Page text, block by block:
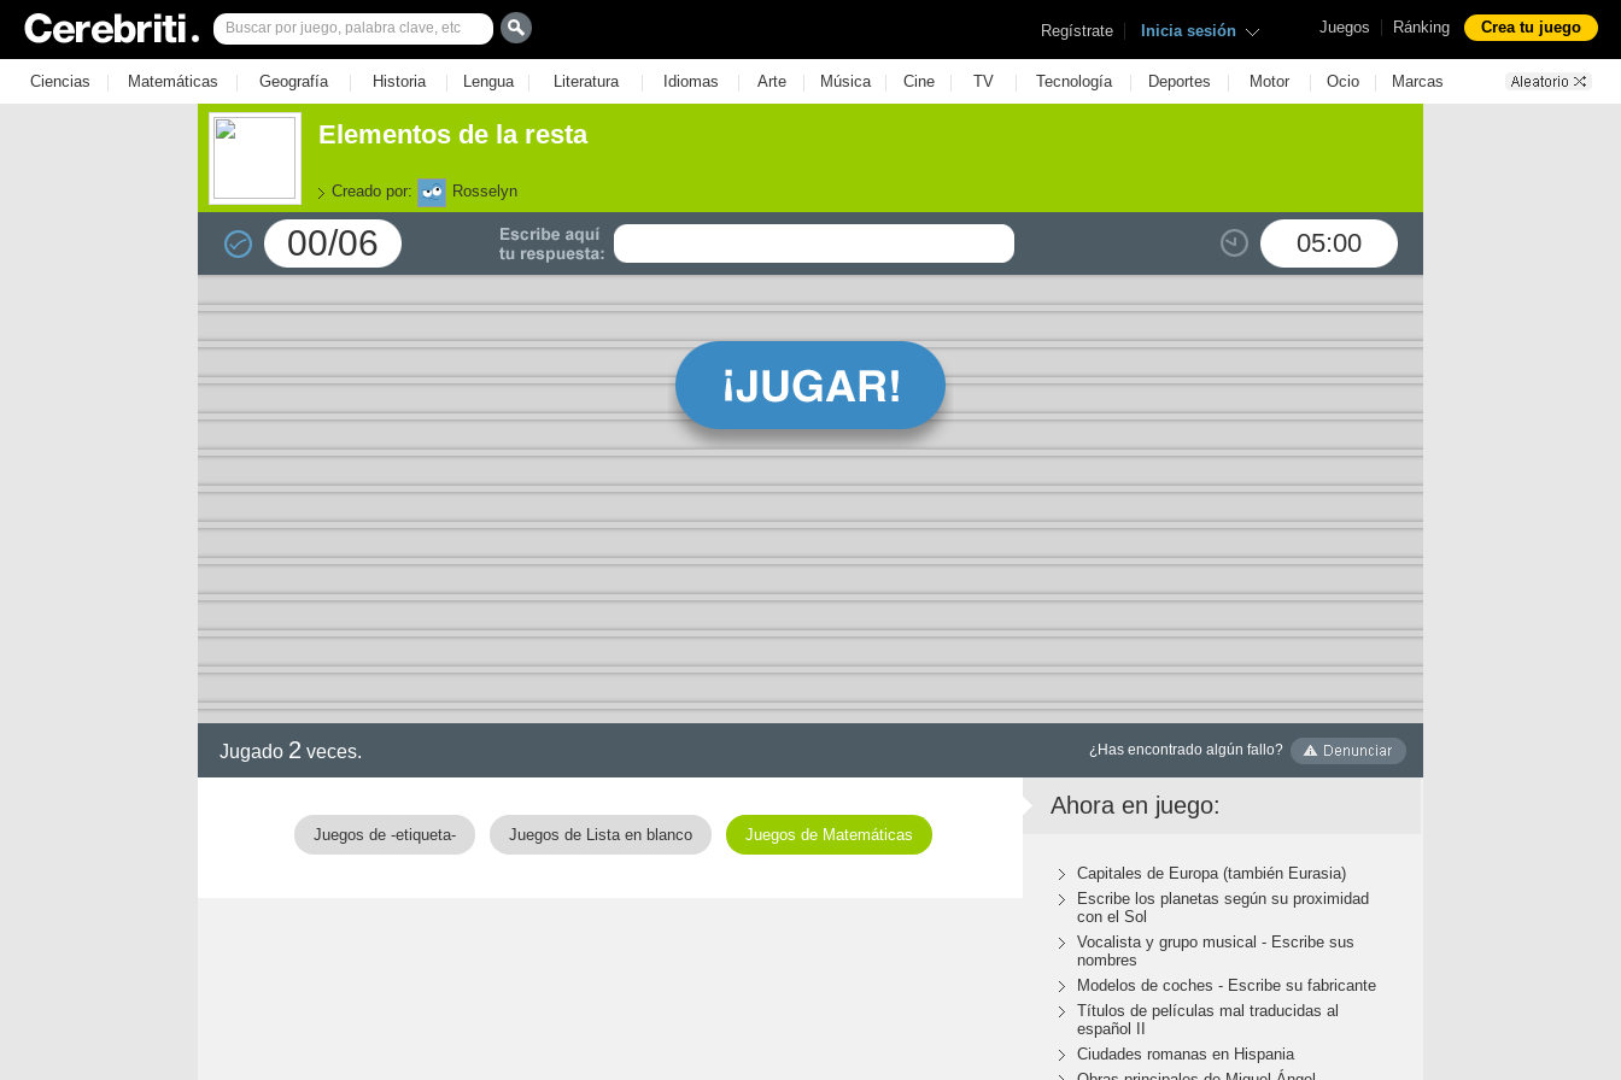
Juegos | Ránking Crea tu juego
Regístrate | Inicia sesión
Ciencias | Matemáticas | Geografía | Historia | Lengua | Literatura | Idiomas | Arte | Música | Cine | TV | Tecnología | Deportes | Motor | Ocio | Marcas
Elementos de la resta
Creado por: Rosselyn
00/06 05:00
Jugado 2 veces. ¿Has encontrado algún fallo?
Juegos de -etiqueta- Juegos de Lista en blanco Juegos de Matemáticas
Ahora en juego:
Capitales de Europa (también Eurasia)
Escribe los planetas según su proximidad
con el Sol
Vocalista y grupo musical - Escribe sus
nombres
Modelos de coches - Escribe su fabricante
Títulos de películas mal traducidas al
español II
Ciudades romanas en Hispania